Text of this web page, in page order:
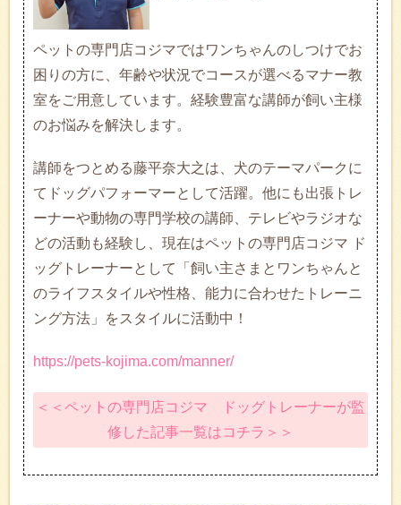
ペットの専門店コジマではワンちゃんのしつけでお
困りの方に、年齢や状況でコースが選べるマナー教
室をご用意しています。経験豊富な講師が飼い主様
のお悩みを解決します。
講師をつとめる藤平奈大之は、犬のテーマパークに
てドッグパフォーマーとして活躍。他にも出張トレ
ーナーや動物の専門学校の講師、テレビやラジオな
どの活動も経験し、現在はペットの専門店コジマ ド
ッグトレーナーとして「飼い主さまとワンちゃんと
のライフスタイルや性格、能力に合わせたトレーニ
ング方法」をスタイルに活動中！
https://pets-kojima.com/manner/
＜＜ペットの専門店コジマ ドッグトレーナーが監
修した記事一覧はコチラ＞＞